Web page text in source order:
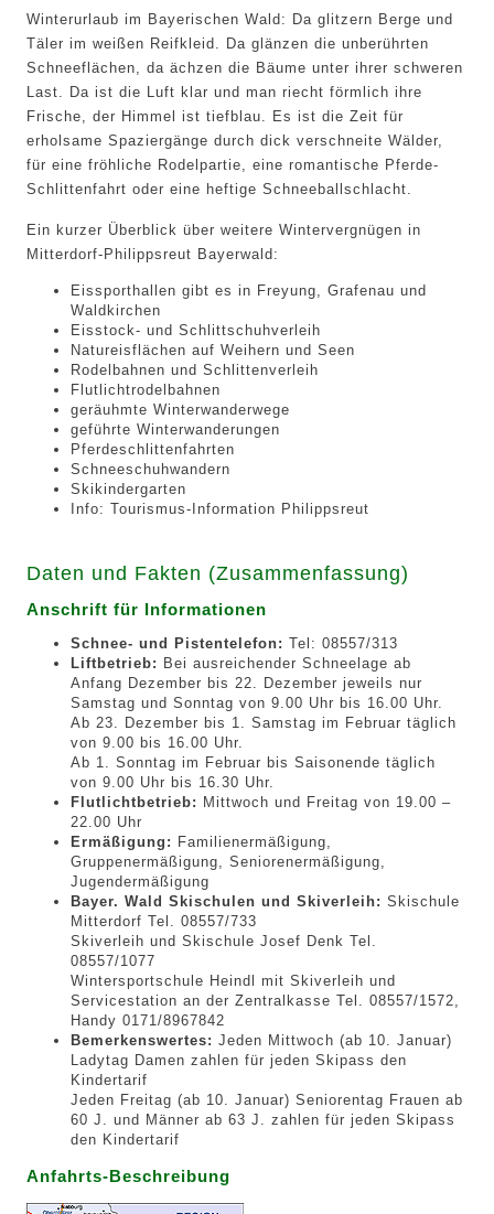
Winterurlaub im Bayerischen Wald: Da glitzern Berge und
Täler im weißen Reifkleid. Da glänzen die unberührten
Schneeflächen, da ächzen die Bäume unter ihrer schweren
Last. Da ist die Luft klar und man riecht förmlich ihre
Frische, der Himmel ist tiefblau. Es ist die Zeit für
erholsame Spaziergänge durch dick verschneite Wälder,
für eine fröhliche Rodelpartie, eine romantische Pferde-
Schlittenfahrt oder eine heftige Schneeballschlacht.
Ein kurzer Überblick über weitere Wintervergnügen in
Mitterdorf-Philippsreut Bayerwald:
Eissporthallen gibt es in Freyung, Grafenau und
Waldkirchen
Eisstock- und Schlittschuhverleih
Natureisflächen auf Weihern und Seen
Rodelbahnen und Schlittenverleih
Flutlichtrodelbahnen
geräuhmte Winterwanderwege
geführte Winterwanderungen
Pferdeschlittenfahrten
Schneeschuhwandern
Skikindergarten
Info: Tourismus-Information Philippsreut
Daten und Fakten (Zusammenfassung)
Anschrift für Informationen
Schnee- und Pistentelefon: Tel: 08557/313
Liftbetrieb: Bei ausreichender Schneelage ab
Anfang Dezember bis 22. Dezember jeweils nur
Samstag und Sonntag von 9.00 Uhr bis 16.00 Uhr.
Ab 23. Dezember bis 1. Samstag im Februar täglich
von 9.00 bis 16.00 Uhr.
Ab 1. Sonntag im Februar bis Saisonende täglich
von 9.00 Uhr bis 16.30 Uhr.
Flutlichtbetrieb: Mittwoch und Freitag von 19.00 –
22.00 Uhr
Ermäßigung: Familienermäßigung,
Gruppenermäßigung, Seniorenermäßigung,
Jugendermäßigung
Bayer. Wald Skischulen und Skiverleih: Skischule
Mitterdorf Tel. 08557/733
Skiverleih und Skischule Josef Denk Tel.
08557/1077
Wintersportschule Heindl mit Skiverleih und
Servicestation an der Zentralkasse Tel. 08557/1572,
Handy 0171/8967842
Bemerkenswertes: Jeden Mittwoch (ab 10. Januar)
Ladytag Damen zahlen für jeden Skipass den
Kindertarif
Jeden Freitag (ab 10. Januar) Seniorentag Frauen ab
60 J. und Männer ab 63 J. zahlen für jeden Skipass
den Kindertarif
Anfahrts-Beschreibung